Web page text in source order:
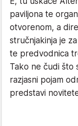
paviljona te
otvorenom, a
stručnjakinja je
te predvodnica
Tako ne čudi što
razjasni pojam
predstavi